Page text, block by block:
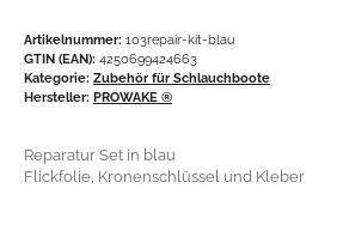
Artikelnummer: 103repair-kit-blau
GTIN (EAN): 4250699424663
Kategorie: Zubehör für Schlauchboote
Hersteller: PROWAKE ®
Reparatur Set in blau
Flickfolie, Kronenschlüssel und Kleber